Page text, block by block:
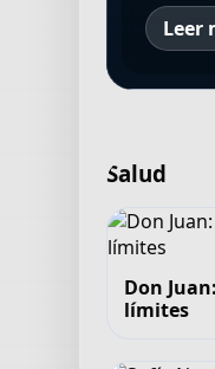
Leer
Salud
Don
límites